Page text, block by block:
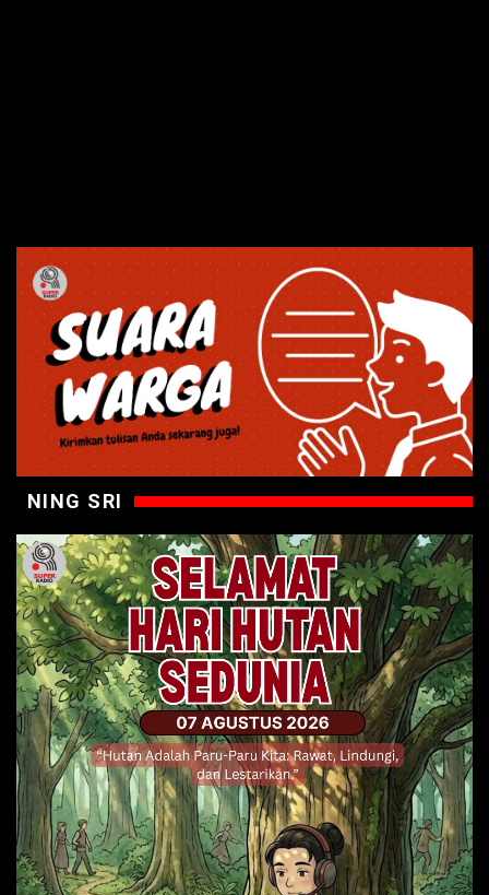
NING SRI